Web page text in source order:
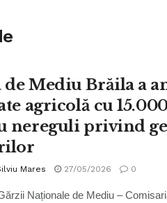
de Mediu Brăila a
agricolă cu
nereguli privind
Mares 27/05/2026 0
Naționale de Mediu –